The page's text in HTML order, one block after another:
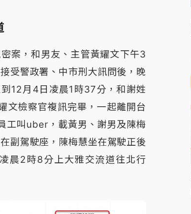
案，和男友、主管黃耀文下午3
受警政署、中市刑大訊問後，晚
12月4日凌晨1時37分，和謝姓
文檢察官複訊完畢，一起離開台
工叫uber，載黃男、謝男及陳梅
副駕駛座，陳梅慧坐在駕駛正後
晨2時8分上大雅交流道往北行